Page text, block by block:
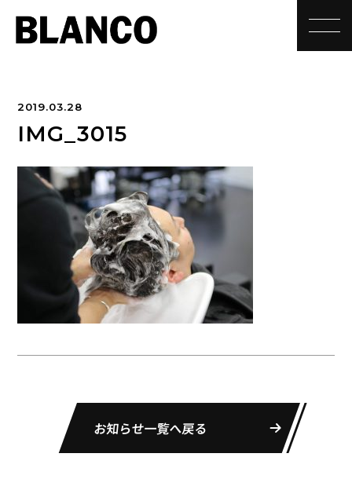
2019.03.28
IMG_3015
お知らせ一覧へ戻る